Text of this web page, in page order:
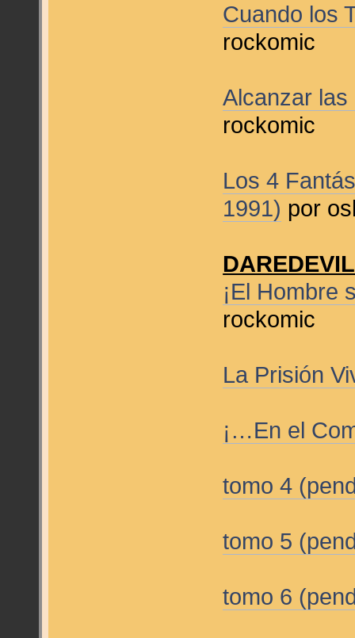
Cuando los
rockomic
Alcanzar
rockomic
Los 4
1991) por
DAREDEVIL
¡El Hombre
rockomic
La Prisión
¡…En el
tomo 4
tomo 5
tomo 6